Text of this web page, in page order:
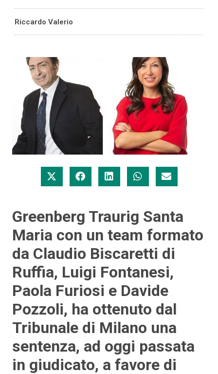
Riccardo Valerio
Greenberg Traurig Santa
Maria con un team formato
da Claudio Biscaretti di
Ruffia, Luigi Fontanesi,
Paola Furiosi e Davide
Pozzoli, ha ottenuto dal
Tribunale di Milano una
sentenza, ad oggi passata
in giudicato, a favore di